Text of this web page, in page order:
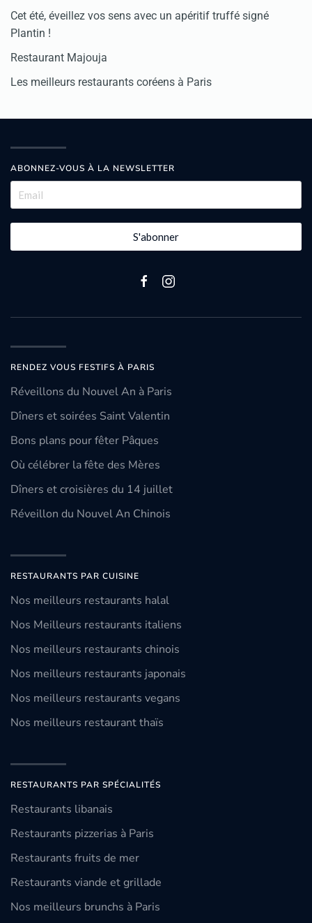
Cet été, éveillez vos sens avec un apéritif truffé signé
Plantin !
Restaurant Majouja
Les meilleurs restaurants coréens à Paris
ABONNEZ-VOUS À LA NEWSLETTER
S'abonner
RENDEZ VOUS FESTIFS À PARIS
Réveillons du Nouvel An à Paris
Dîners et soirées Saint Valentin
Bons plans pour fêter Pâques
Où célébrer la fête des Mères
Dîners et croisières du 14 juillet
Réveillon du Nouvel An Chinois
RESTAURANTS PAR CUISINE
Nos meilleurs restaurants halal
Nos Meilleurs restaurants italiens
Nos meilleurs restaurants chinois
Nos meilleurs restaurants japonais
Nos meilleurs restaurants vegans
Nos meilleurs restaurant thaïs
RESTAURANTS PAR SPÉCIALITÉS
Restaurants libanais
Restaurants pizzerias à Paris
Restaurants fruits de mer
Restaurants viande et grillade
Nos meilleurs brunchs à Paris